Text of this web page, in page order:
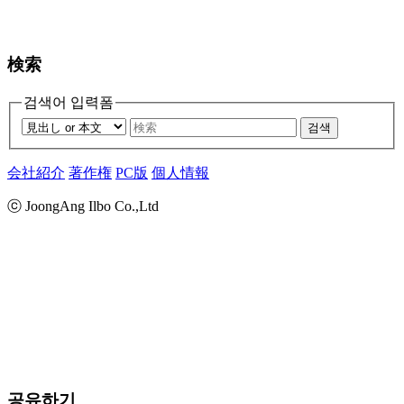
検索
검색어 입력폼
검색
会社紹介 著作権 PC版 個人情報
ⓒ JoongAng Ilbo Co.,Ltd
공유하기